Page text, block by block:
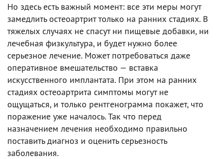
Но здесь есть важный момент: все эти меры могут
замедлить остеоартрит только на ранних стадиях. В
тяжелых случаях не спасут ни пищевые добавки, ни
лечебная физкультура, и будет нужно более
серьезное лечение. Может потребоваться даже
оперативное вмешательство — вставка
искусственного имплантата. При этом на ранних
стадиях остеоартрита симптомы могут не
ощущаться, и только рентгенограмма покажет, что
поражение уже началось. Так что перед
назначением лечения необходимо правильно
поставить диагноз и оценить серьезность
заболевания.